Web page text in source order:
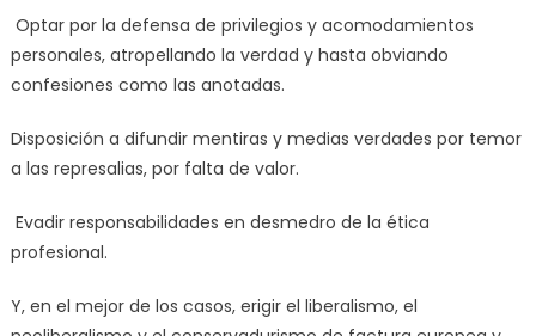
Optar por la defensa de privilegios y acomodamientos
personales, atropellando la verdad y hasta obviando
confesiones como las anotadas.
Disposición a difundir mentiras y medias verdades por temor
a las represalias, por falta de valor.
Evadir responsabilidades en desmedro de la ética
profesional.
Y, en el mejor de los casos, erigir el liberalismo, el